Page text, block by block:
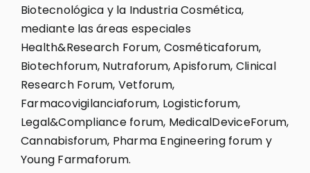
Biotecnológica y la Industria Cosmética,
mediante las áreas especiales
Health&Research Forum, Cosméticaforum,
Biotechforum, Nutraforum, Apisforum, Clinical
Research Forum, Vetforum,
Farmacovigilanciaforum, Logisticforum,
Legal&Compliance forum, MedicalDeviceForum,
Cannabisforum, Pharma Engineering forum y
Young Farmaforum.